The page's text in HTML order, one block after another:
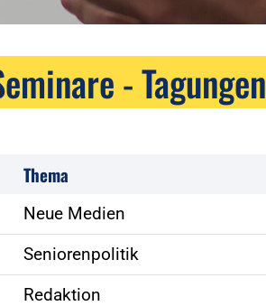
- Tagungen
Thema
Neue Medien
Seniorenpolitik
Redaktion